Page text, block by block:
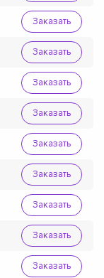
Заказать
Заказать
Заказать
Заказать
Заказать
Заказать
Заказать
Заказать
Заказать